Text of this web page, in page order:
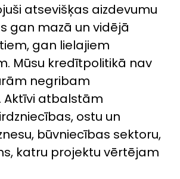
atsevišķas aizdevumu
gan mazā un vidējā
gan lielajiem
Mūsu kredītpolitikā nav
negribam
Aktīvi atbalstām
ostu un
būvniecības sektoru,
katru projektu vērtējam